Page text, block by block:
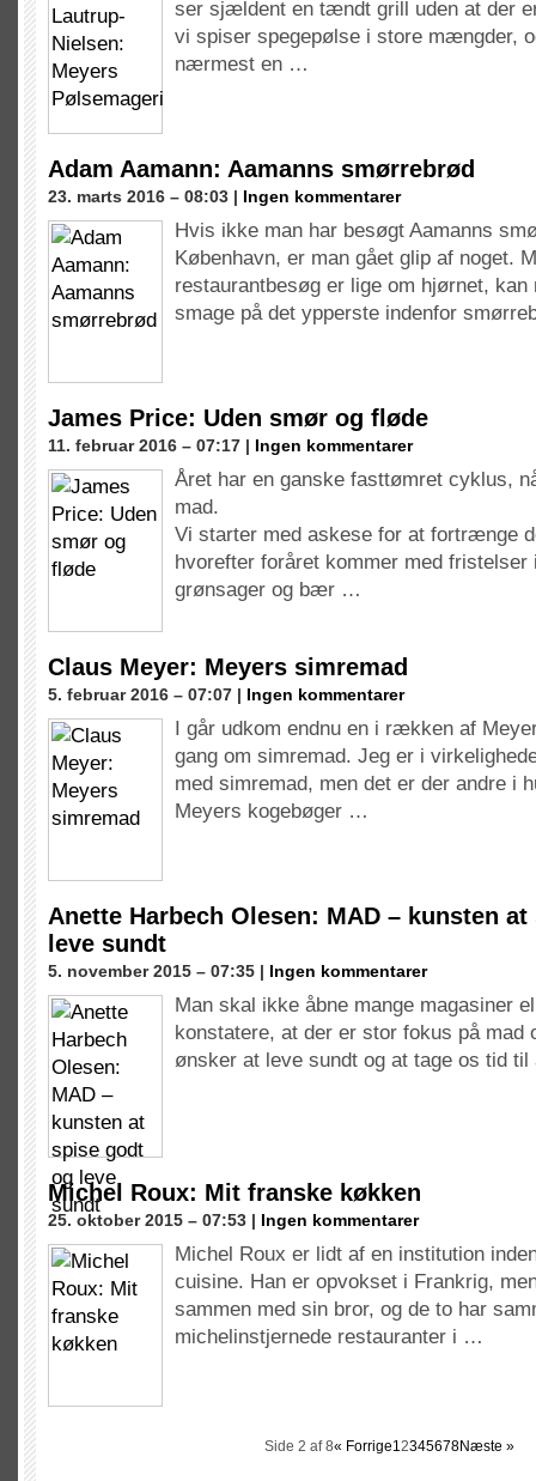
ser sjældent en tændt grill uden at der
vi spiser spegepølse i store mængder,
nærmest en …
Adam Aamann: Aamanns smørrebrød
23. marts 2016 – 08:03 | Ingen kommentarer
Hvis ikke man har besøgt Aamanns
København, er man gået glip af noget.
restaurantbesøg er lige om hjørnet, kan
smage på det ypperste indenfor
James Price: Uden smør og fløde
11. februar 2016 – 07:17 | Ingen kommentarer
Året har en ganske fasttømret cyklus,
mad.
Vi starter med askese for at fortrænge
hvorefter foråret kommer med
grønsager og bær …
Claus Meyer: Meyers simremad
5. februar 2016 – 07:07 | Ingen kommentarer
I går udkom endnu en i rækken af
gang om simremad. Jeg er i
med simremad, men det er der andre i
Meyers kogebøger …
Anette Harbech Olesen: MAD – kunsten
leve sundt
5. november 2015 – 07:35 | Ingen kommentarer
Man skal ikke åbne mange magasiner
konstatere, at der er stor fokus på mad
ønsker at leve sundt og at tage os tid
Michel Roux: Mit franske køkken
25. oktober 2015 – 07:53 | Ingen kommentarer
Michel Roux er lidt af en institution
cuisine. Han er opvokset i Frankrig,
sammen med sin bror, og de to har
michelinstjernede restauranter i …
Side 2 af 8« Forrige12345678Næste »